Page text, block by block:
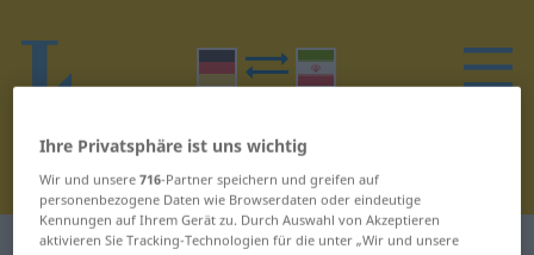
Ihre Privatsphäre ist uns wichtig
Wir und unsere716-Partner speichern und greifen auf
personenbezogene Daten wie Browserdaten oder eindeutige
Kennungen auf Ihrem Gerät zu. Durch Auswahl von Akzeptieren
aktivieren Sie Tracking-Technologien für die unter „Wir und unsere